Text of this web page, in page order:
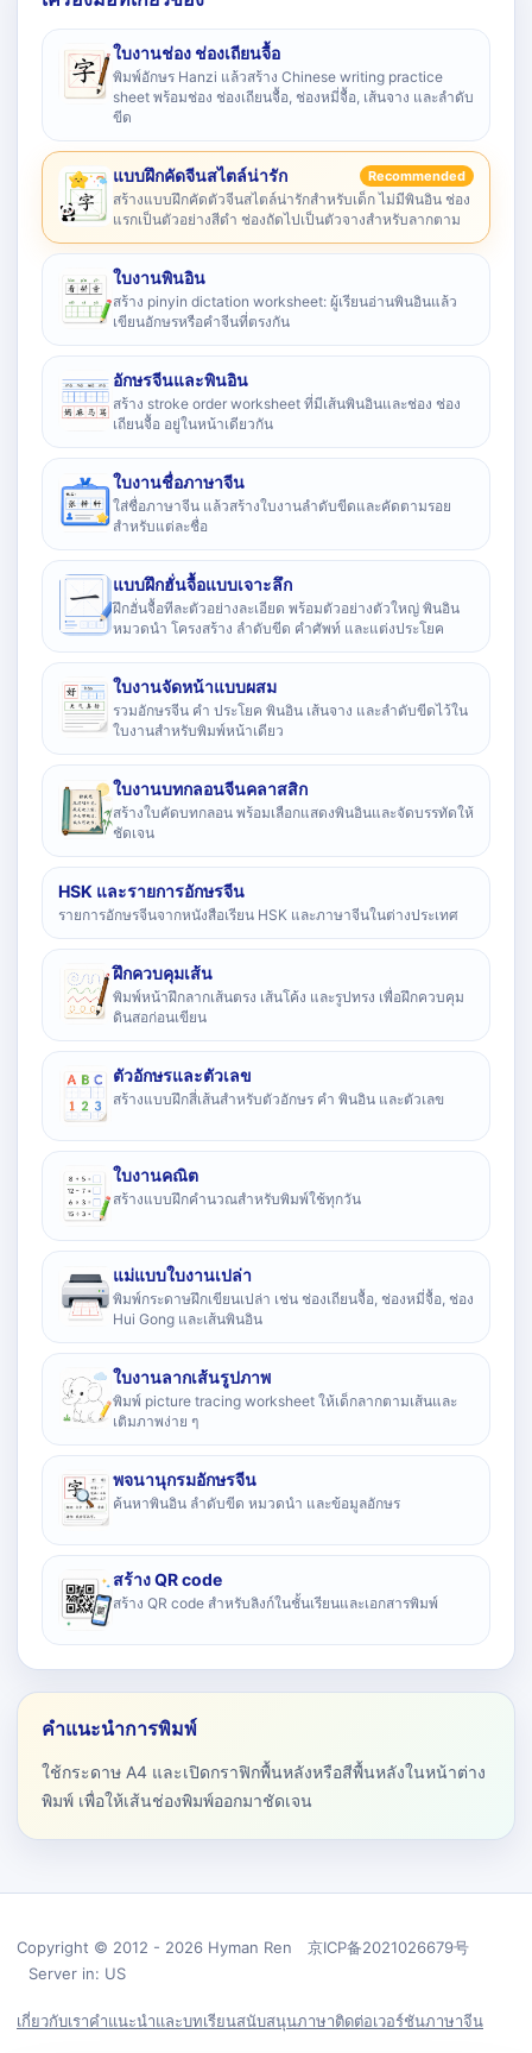
ใบงานช่อง ช่องเถียนจื้อ
พิมพ์อักษร Hanzi แล้วสร้าง Chinese writing practice
sheet พร้อมช่อง ช่องเถียนจื้อ, ช่องหมี่จื้อ, เส้นจาง และลำดับ
ขีด
แบบฝึกคัดจีนสไตล์น่ารัก Recommended
สร้างแบบฝึกคัดตัวจีนสไตล์น่ารักสำหรับเด็ก ไม่มีพินอิน ช่อง
แรกเป็นตัวอย่างสีดำ ช่องถัดไปเป็นตัวจางสำหรับลากตาม
ใบงานพินอิน
สร้าง pinyin dictation worksheet: ผู้เรียนอ่านพินอินแล้ว
เขียนอักษรหรือคำจีนที่ตรงกัน
อักษรจีนและพินอิน
สร้าง stroke order worksheet ที่มีเส้นพินอินและช่อง ช่อง
เถียนจื้อ อยู่ในหน้าเดียวกัน
ใบงานชื่อภาษาจีน
ใส่ชื่อภาษาจีน แล้วสร้างใบงานลำดับขีดและคัดตามรอย
สำหรับแต่ละชื่อ
แบบฝึกฮั่นจื้อแบบเจาะลึก
ฝึกฮั่นจื้อทีละตัวอย่างละเอียด พร้อมตัวอย่างตัวใหญ่ พินอิน
หมวดนำ โครงสร้าง ลำดับขีด คำศัพท์ และแต่งประโยค
ใบงานจัดหน้าแบบผสม
รวมอักษรจีน คำ ประโยค พินอิน เส้นจาง และลำดับขีดไว้ใน
ใบงานสำหรับพิมพ์หน้าเดียว
ใบงานบทกลอนจีนคลาสสิก
สร้างใบคัดบทกลอน พร้อมเลือกแสดงพินอินและจัดบรรทัดให้
ชัดเจน
HSK และรายการอักษรจีน
รายการอักษรจีนจากหนังสือเรียน HSK และภาษาจีนในต่างประเทศ
ฝึกควบคุมเส้น
พิมพ์หน้าฝึกลากเส้นตรง เส้นโค้ง และรูปทรง เพื่อฝึกควบคุม
ดินสอก่อนเขียน
ตัวอักษรและตัวเลข
สร้างแบบฝึกสี่เส้นสำหรับตัวอักษร คำ พินอิน และตัวเลข
ใบงานคณิต
สร้างแบบฝึกคำนวณสำหรับพิมพ์ใช้ทุกวัน
แม่แบบใบงานเปล่า
พิมพ์กระดาษฝึกเขียนเปล่า เช่น ช่องเถียนจื้อ, ช่องหมี่จื้อ, ช่อง
Hui Gong และเส้นพินอิน
ใบงานลากเส้นรูปภาพ
พิมพ์ picture tracing worksheet ให้เด็กลากตามเส้นและ
เติมภาพง่าย ๆ
พจนานุกรมอักษรจีน
ค้นหาพินอิน ลำดับขีด หมวดนำ และข้อมูลอักษร
สร้าง QR code
สร้าง QR code สำหรับลิงก์ในชั้นเรียนและเอกสารพิมพ์
คำแนะนำการพิมพ์
ใช้กระดาษ A4 และเปิดกราฟิกพื้นหลังหรือสีพื้นหลังในหน้าต่าง
พิมพ์ เพื่อให้เส้นช่องพิมพ์ออกมาชัดเจน
Copyright © 2012 - 2026 Hyman Ren 京ICP备2021026679号
Server in: US
เกี่ยวกับเราคำแนะนำและบทเรียนสนับสนุนภาษาติดต่อเวอร์ชันภาษาจีน